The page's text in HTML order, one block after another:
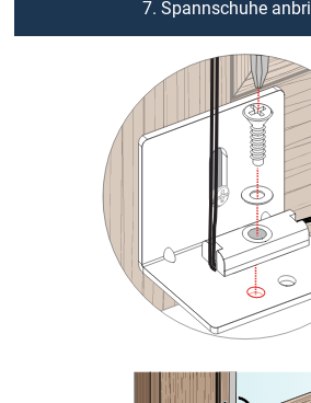
7. Spannschuhe